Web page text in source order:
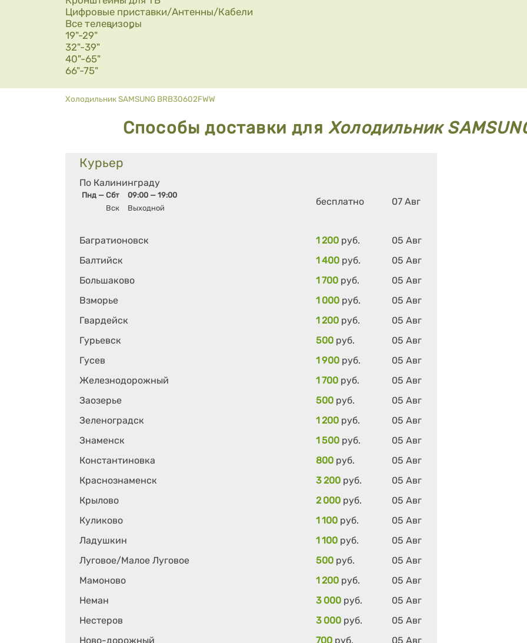
Цифровые приставки/Антенны/Кабели
Все телевизоры
19"-29"
32"-39"
40"-65"
66"-75"
Вы здесь
Холодильник SAMSUNG BRB30602FWW
Способы доставки для Холодильник
Курьер
По Калининграду
Пнд — Сбт
09:00 — 19:00
Вск
Выходной
бесплатно 07 Авг
Багратионовск 1 200 руб.
05 Авг
Балтийск
1 400 руб.
05 Авг
Большаково
1 700 руб.
05 Авг
Взморье
1 000 руб.
05 Авг
Гвардейск
1 200 руб.
05 Авг
Гурьевск
500 руб.
05 Авг
Гусев
1 900 руб.
05 Авг
Железнодорожный
1 700 руб.
05 Авг
Заозерье
500 руб.
05 Авг
Зеленоградск
1 200 руб.
05 Авг
Знаменск
1 500 руб.
05 Авг
Константиновка
800 руб.
05 Авг
Краснознаменск
3 200 руб.
05 Авг
Крылово
2 000 руб.
05 Авг
Куликово
1 100 руб.
05 Авг
Ладушкин
1 100 руб.
05 Авг
Луговое/Малое Луговое
500 руб.
05 Авг
Мамоново
1 200 руб.
05 Авг
Неман
3 000 руб.
05 Авг
Нестеров
3 000 руб.
05 Авг
Ново-дорожный
700 руб. 05 Авг